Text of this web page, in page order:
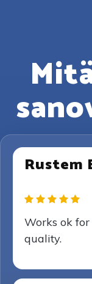
Rustem
Works ok for
quality.